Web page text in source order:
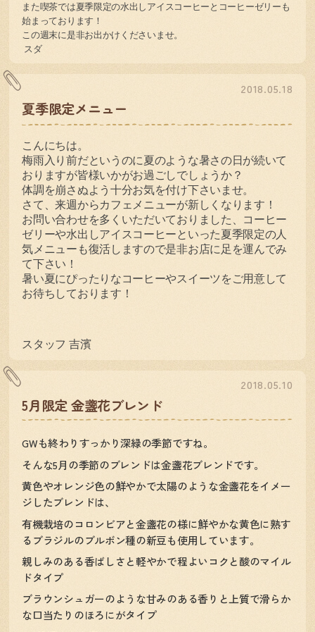
また喫茶では夏季限定の水出しアイスコーヒーとコーヒーゼリーも
始まっております！
この週末に是非お出かけくださいませ。
スダ
2018.05.18
夏季限定メニュー
こんにちは。
梅雨入り前だというのに夏のような暑さの日が続いて
おりますが皆様いかがお過ごしでしょうか？
体調を崩さぬよう十分お気を付け下さいませ。
さて、来週からカフェメニューが新しくなります！
お問い合わせを多くいただいておりました、コーヒー
ゼリーや水出しアイスコーヒーといった夏季限定の人
気メニューも復活しますので是非お店に足を運んでみ
て下さい！
暑い夏にぴったりなコーヒーやスイーツをご用意して
お待ちしております！
スタッフ 吉濱
2018.05.10
5月限定 金盞花ブレンド
GWも終わりすっかり深緑の季節ですね。
そんな5月の季節のブレンドは金盞花ブレンドです。
黄色やオレンジ色の鮮やかで太陽のような金盞花をイメー
ジしたブレンドは、
有機栽培のコロンビアと金盞花の様に鮮やかな黄色に熟す
るブラジルのブルボン種の新豆も使用しています。
親しみのある香ばしさと軽やかで程よいコクと酸のマイル
ドタイプ
ブラウンシュガーのような甘みのある香りと上質で滑らか
な口当たりのほろにがタイプ